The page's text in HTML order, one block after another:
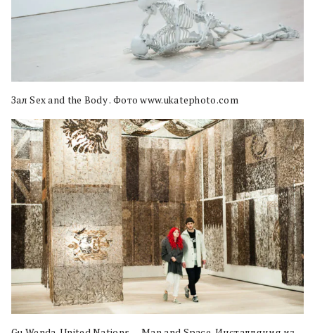
Зал Sex and the Body . Фото www.ukatephoto.com